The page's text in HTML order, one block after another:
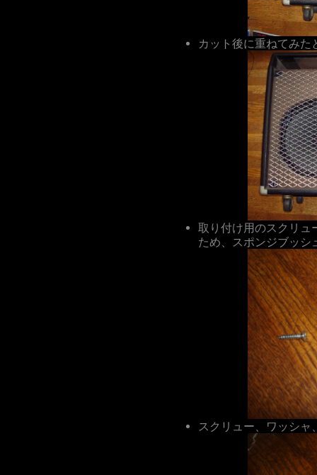
カット後に重ねてみた
取り付け用のスクリュ
ため、スポンジブッシ
スクリュー、ワッシャ